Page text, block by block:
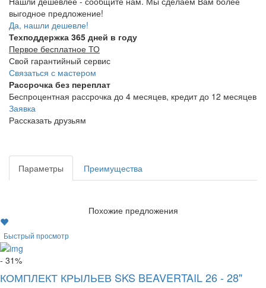
выгодное предложение!
Да, нашли дешевле!
Техподдержка 365 дней в году
Первое бесплатное ТО
Свой гарантийный сервис
Связаться с мастером
Рассрочка без переплат
Беспроцентная рассрочка до 4 месяцев, кредит до 12 месяцев
Заявка
Рассказать друзьям
Параметры Преимущества
Похожие предложения
Быстрый просмотр
- 31%
КОМПЛЕКТ КРЫЛЬЕВ SKS BEAVERTAIL 26 - 28"